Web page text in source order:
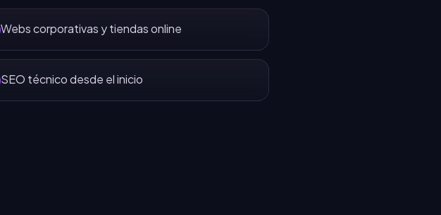
Webs corporativas y tiendas online
SEO técnico desde el inicio